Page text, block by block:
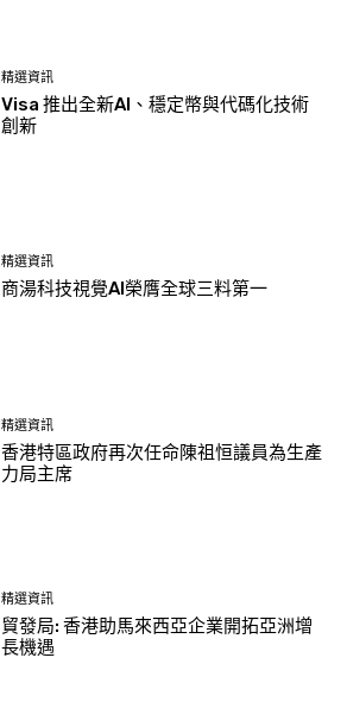
精選資訊
Visa 推出全新AI、穩定幣與代碼化技術
創新
精選資訊
商湯科技視覺AI榮膺全球三料第一
精選資訊
香港特區政府再次任命陳祖恒議員為生產
力局主席
精選資訊
貿發局: 香港助馬來西亞企業開拓亞洲增
長機遇